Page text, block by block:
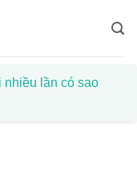
nhiều lần có sao